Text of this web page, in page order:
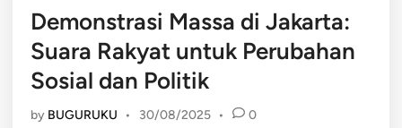
Demonstrasi Massa di Jakarta:
Suara Rakyat untuk Perubahan
Sosial dan Politik
by BUGURUKU • 30/08/2025 • 0